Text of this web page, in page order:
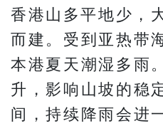
香港山多平地少，
而建。受到亚热带
本港夏天潮湿多雨
升，影响山坡的稳
间，持续降雨会进